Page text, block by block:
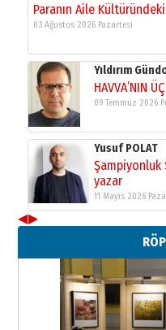
Paranın Aile
03 Ağustos 2026 Pazartesi
Yıldırım
HAVVA’NIN
09 Temmuz 2026
Yusuf POLAT
Şampiyonluk
yazar
11 Mayıs 2026
Neşat YALÇIN
Paranın Aile
03 Ağustos 2026 Pazartesi
Yıldırım
HAVVA’NIN
◀▶